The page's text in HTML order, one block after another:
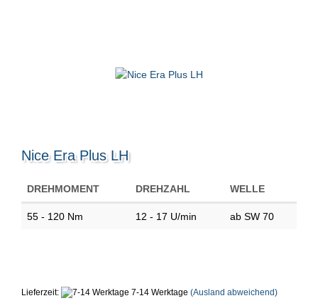
Nice Era Plus LH
DREHMOMENT DREHZAHL WELLE
55 - 120 Nm 12 - 17 U/min ab SW 70
Lieferzeit: 7-14 Werktage (Ausland abweichend)